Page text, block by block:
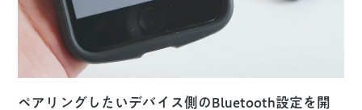
ペアリングしたいデバイス側のBluetooth設定を開